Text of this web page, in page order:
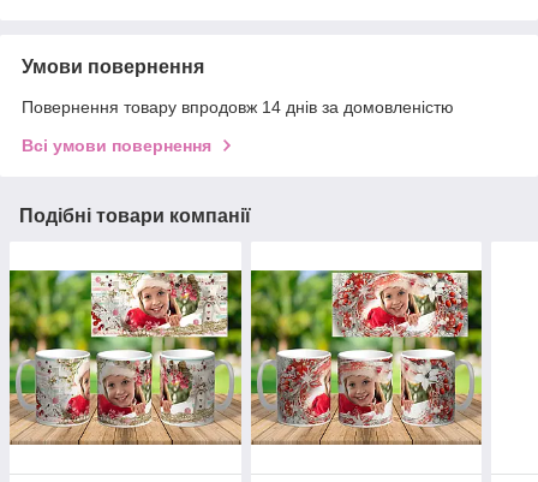
Умови повернення
Повернення товару впродовж 14 днів за домовленістю
Всі умови повернення
Подібні товари компанії